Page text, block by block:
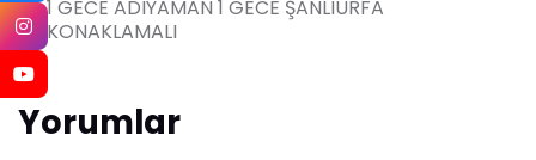
1 GECE ADIYAMAN 1 GECE ŞANLIURFA
KONAKLAMALI
Yorumlar